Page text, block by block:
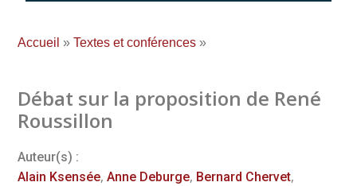
Accueil » Textes et conférences »
Débat sur la proposition de René
Roussillon
Auteur(s) :
Alain Ksensée, Anne Deburge, Bernard Chervet,